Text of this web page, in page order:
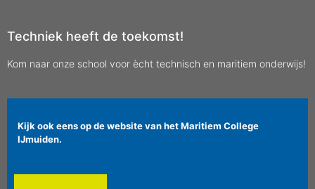
Techniek heeft de toekomst!
Kom naar onze school voor ècht technisch en maritiem onderwijs!
Kijk ook eens op de website van het Maritiem College
IJmuiden.